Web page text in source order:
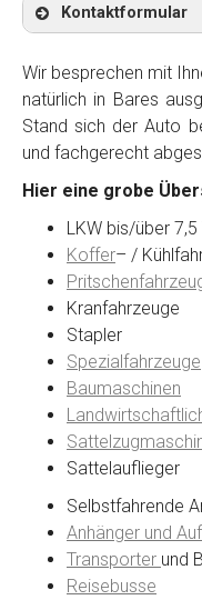
Kontaktformular
Marke*
Baujahr
Getriebe
Bekannte Schäden
Kilometerstand
Wir besprechen mit
natürlich in Bares
Stand sich der Auto
und fachgerecht
Hier eine grobe
LKW bis/über 7,5
Koffer– /
Kranfahrzeuge
Stapler
Spezialfahrzeuge
Baumaschinen
Sattelauflieger
Selbstfahrende
Anhänger und
Transporter und
Reisebusse